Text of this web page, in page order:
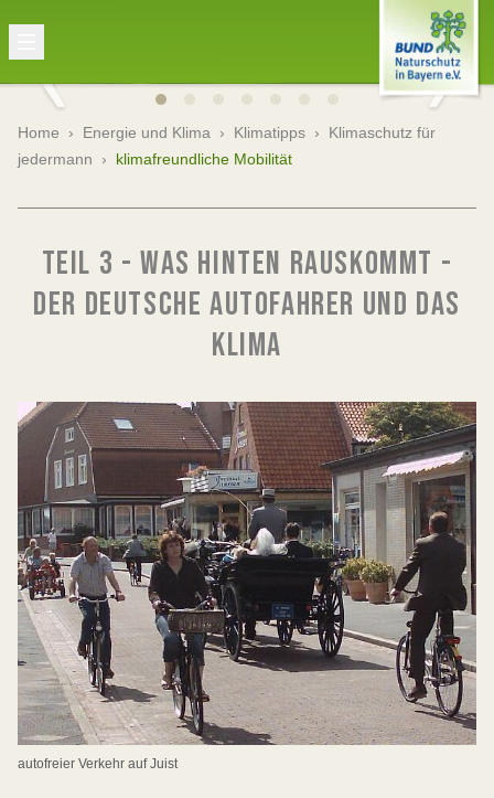
Home › Energie und Klima › Klimatipps › Klimaschutz für
jedermann › klimafreundliche Mobilität
TEIL 3 - WAS HINTEN RAUSKOMMT -
DER DEUTSCHE AUTOFAHRER UND DAS
KLIMA
autofreier Verkehr auf Juist